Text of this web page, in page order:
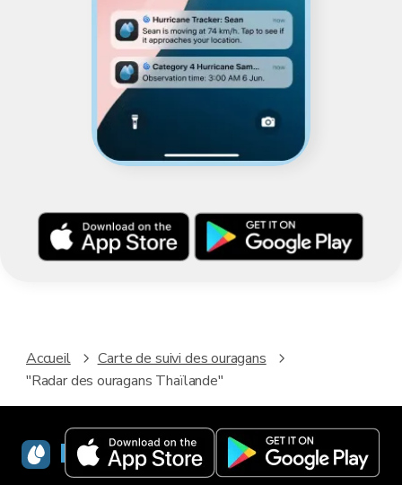
Accueil
Carte de suivi des ouragans
"Radar des ouragans Thaïlande"
RainViewer